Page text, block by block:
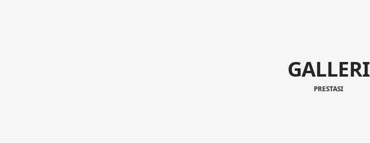
GALLERI
PRESTASI